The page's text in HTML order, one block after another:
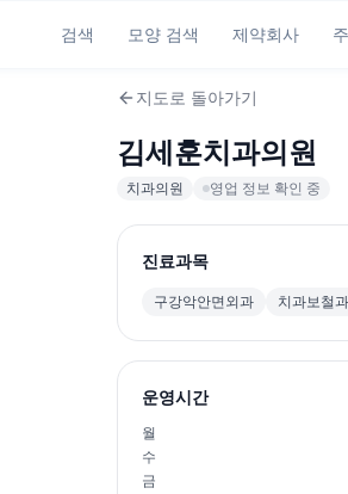
검색 모양 검색 제약회사
지도로 돌아가기
김세훈치과의원
치과의원 영업 정보 확인 중
진료과목
구강악안면외과 치과보철과
운영시간
월
수
금